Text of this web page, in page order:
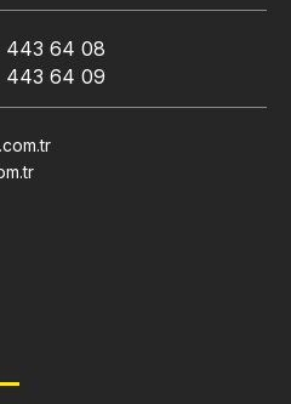
443 64 08
443 64 09